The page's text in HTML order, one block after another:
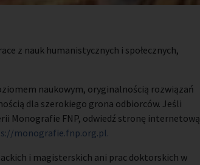
z nauk humanistycznych i społecznych,
naukowym, oryginalnością rozwiązań
dla szerokiego grona odbiorców. Jeśli
Monografie FNP, odwiedź stronę internetową
monografie.fnp.org.pl.
i magisterskich ani prac doktorskich w